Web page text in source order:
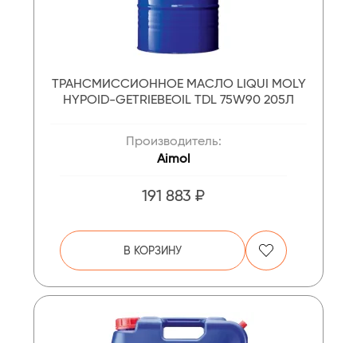
ТРАНСМИССИОННОЕ МАСЛО LIQUI MOLY
HYPOID-GETRIEBEOIL TDL 75W90 205Л
Производитель:
Aimol
191 883 ₽
В КОРЗИНУ